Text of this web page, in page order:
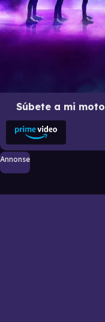
Súbete a mi moto
Annonse